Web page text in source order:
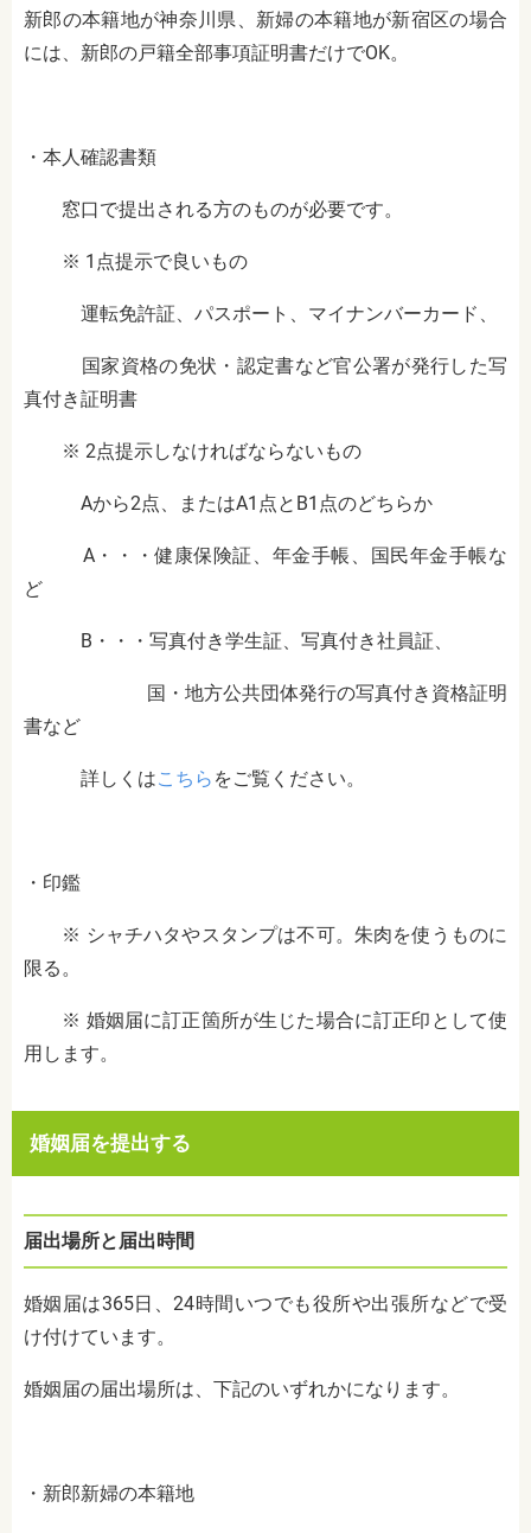
新郎の本籍地が神奈川県、新婦の本籍地が新宿区の場合
には、新郎の戸籍全部事項証明書だけでOK。
・本人確認書類
窓口で提出される方のものが必要です。
※ 1点提示で良いもの
運転免許証、パスポート、マイナンバーカード、
国家資格の免状・認定書など官公署が発行した写
真付き証明書
※ 2点提示しなければならないもの
Aから2点、またはA1点とB1点のどちらか
A・・・健康保険証、年金手帳、国民年金手帳な
ど
B・・・写真付き学生証、写真付き社員証、
国・地方公共団体発行の写真付き資格証明
書など
詳しくはこちら をご覧ください。
・印鑑
※ シャチハタやスタンプは不可。朱肉を使うものに
限る。
※ 婚姻届に訂正箇所が生じた場合に訂正印として使
用します。
婚姻届を提出する
届出場所と届出時間
婚姻届は365日、24時間いつでも役所や出張所などで受
け付けています。
婚姻届の届出場所は、下記のいずれかになります。
・新郎新婦の本籍地